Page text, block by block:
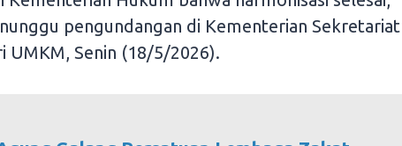
pengundangan di Kementerian Sekretariat
UMKM, Senin (18/5/2026).